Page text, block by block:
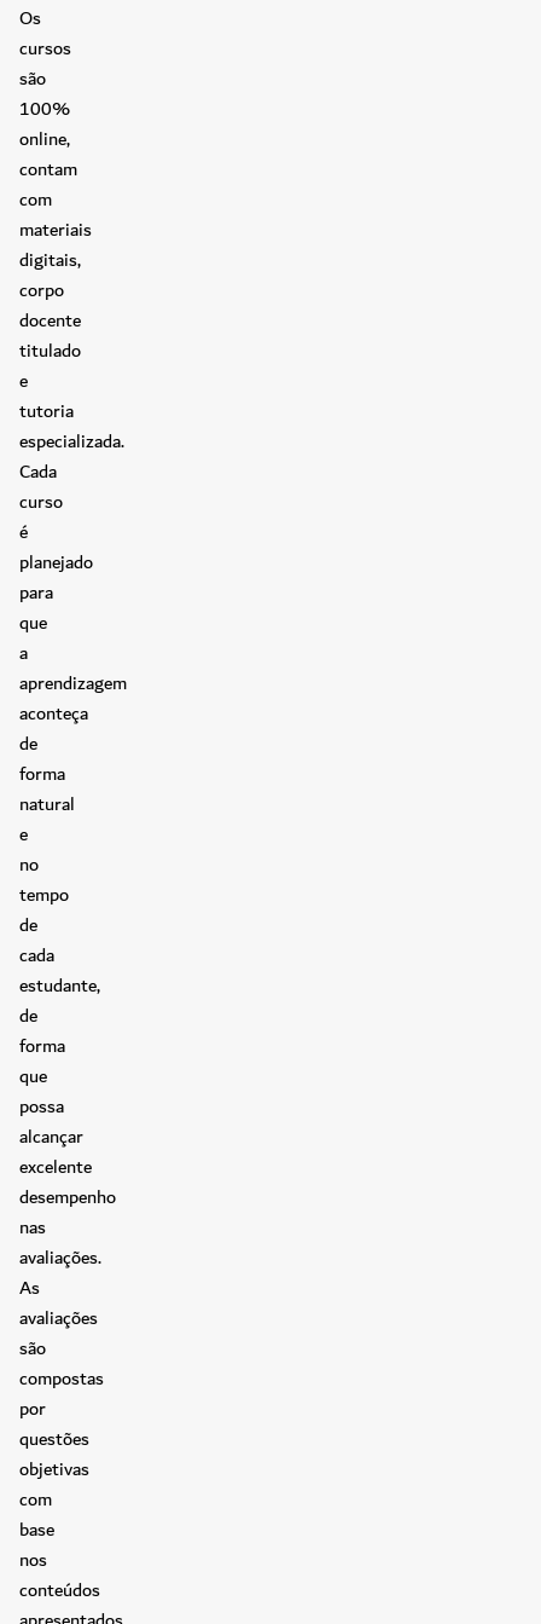
Os
cursos
são
100%
online,
contam
com
materiais
digitais,
corpo
docente
titulado
e
tutoria
especializada.
Cada
curso
é
planejado
para
que
a
aprendizagem
aconteça
de
forma
natural
e
no
tempo
de
cada
estudante,
de
forma
que
possa
alcançar
excelente
desempenho
nas
avaliações.
As
avaliações
são
compostas
por
questões
objetivas
com
base
nos
conteúdos